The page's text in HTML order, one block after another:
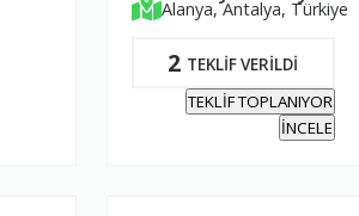
Alanya, Antalya, Türkiye
2 TEKLİF VERİLDİ
TEKLİF TOPLANIYOR
İNCELE